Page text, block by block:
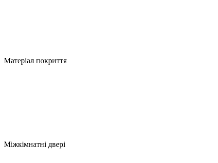
Матеріал покриття
Міжкімнатні двері